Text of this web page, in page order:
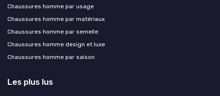
Chaussures homme par usage
Chaussures homme par matériaux
Chaussures homme par semelle
Chaussures homme design et luxe
Chaussures homme par saison
Les plus lus